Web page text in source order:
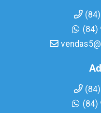
(84)
(84)